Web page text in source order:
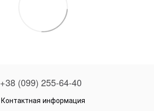
+38 (099) 255-64-40
Контактная информация